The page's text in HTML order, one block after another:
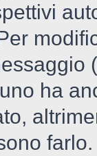
ha
farlo.